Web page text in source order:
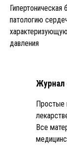
патологию
давления
Журнал
Простые
Все